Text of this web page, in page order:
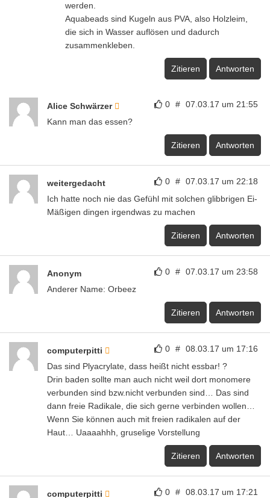
werden.
Aquabeads sind Kugeln aus PVA, also Holzleim,
die sich in Wasser auflösen und dadurch
zusammenkleben.
Zitieren Antworten
0 # 07.03.17 um 21:55
Alice Schwärzer
Kann man das essen?
Zitieren Antworten
0 # 07.03.17 um 22:18
weitergedacht
Ich hatte noch nie das Gefühl mit solchen glibbrigen Ei-
Mäßigen dingen irgendwas zu machen
Zitieren Antworten
0 # 07.03.17 um 23:58
Anonym
Anderer Name: Orbeez
Zitieren Antworten
0 # 08.03.17 um 17:16
computerpitti
Das sind Plyacrylate, dass heißt nicht essbar! ?
Drin baden sollte man auch nicht weil dort monomere
verbunden sind bzw.nicht verbunden sind… Das sind
dann freie Radikale, die sich gerne verbinden wollen…
Wenn Sie können auch mit freien radikalen auf der
Haut… Uaaaahhh, gruselige Vorstellung
Zitieren Antworten
0 # 08.03.17 um 17:21
computerpitti